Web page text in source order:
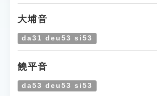
大埔音
da31 deu53 si53
饒平音
da53 deu53 si53